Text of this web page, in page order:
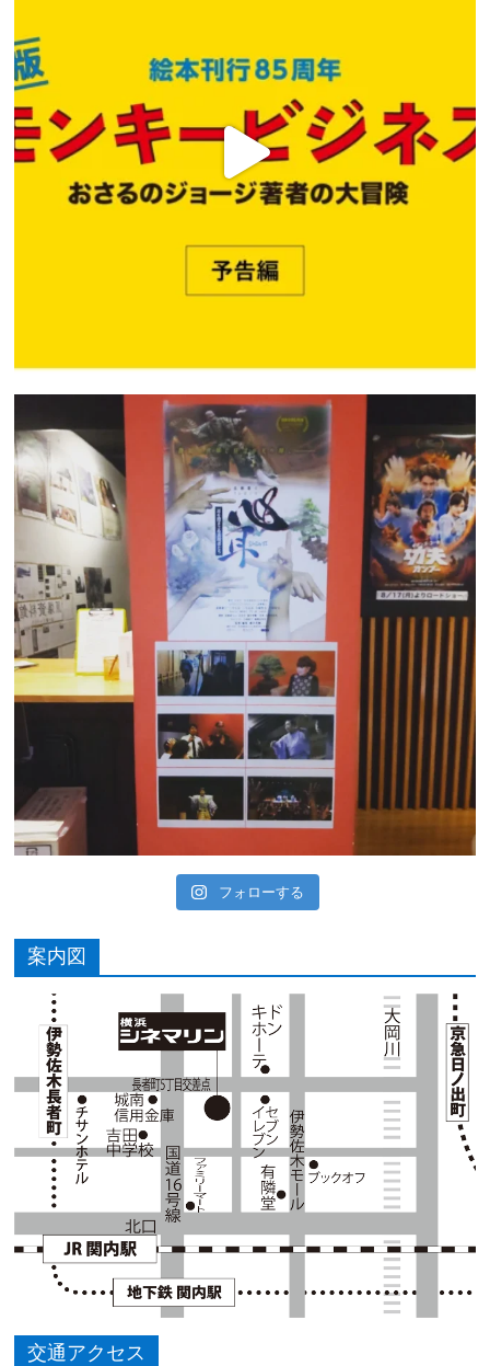
フォローする
案内図
交通アクセス